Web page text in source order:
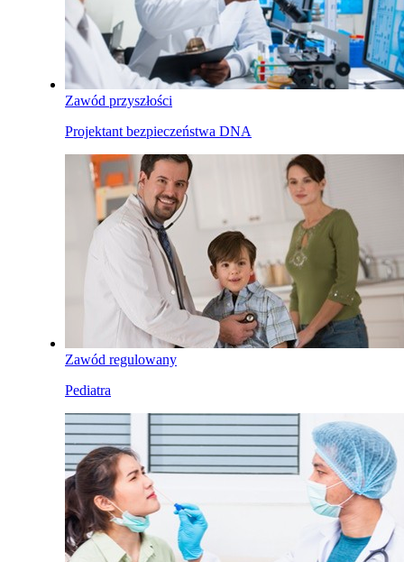
Zawód przyszłości
Projektant bezpieczeństwa DNA
Zawód regulowany
Pediatra